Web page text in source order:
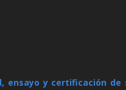
ensayo y certificación